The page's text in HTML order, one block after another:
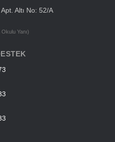
Altı No: 52/A
Yanı)